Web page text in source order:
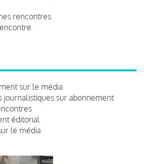
rencontres
sur le média
journalistiques sur abonnement
éditorial
le média